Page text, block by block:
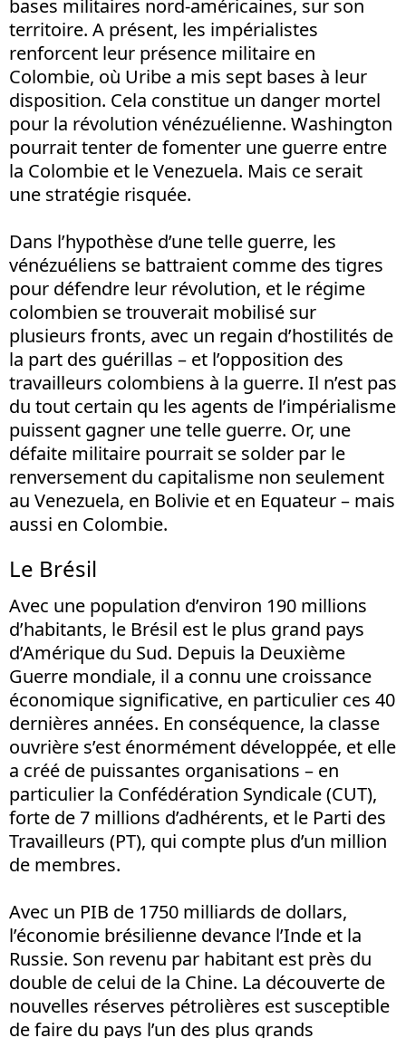
bases militaires nord-américaines, sur son
territoire. A présent, les impérialistes
renforcent leur présence militaire en
Colombie, où Uribe a mis sept bases à leur
disposition. Cela constitue un danger mortel
pour la révolution vénézuélienne. Washington
pourrait tenter de fomenter une guerre entre
la Colombie et le Venezuela. Mais ce serait
une stratégie risquée.
Dans l’hypothèse d’une telle guerre, les
vénézuéliens se battraient comme des tigres
pour défendre leur révolution, et le régime
colombien se trouverait mobilisé sur
plusieurs fronts, avec un regain d’hostilités de
la part des guérillas – et l’opposition des
travailleurs colombiens à la guerre. Il n’est pas
du tout certain qu les agents de l’impérialisme
puissent gagner une telle guerre. Or, une
défaite militaire pourrait se solder par le
renversement du capitalisme non seulement
au Venezuela, en Bolivie et en Equateur – mais
aussi en Colombie.
Le Brésil
Avec une population d’environ 190 millions
d’habitants, le Brésil est le plus grand pays
d’Amérique du Sud. Depuis la Deuxième
Guerre mondiale, il a connu une croissance
économique significative, en particulier ces 40
dernières années. En conséquence, la classe
ouvrière s’est énormément développée, et elle
a créé de puissantes organisations – en
particulier la Confédération Syndicale (CUT),
forte de 7 millions d’adhérents, et le Parti des
Travailleurs (PT), qui compte plus d’un million
de membres.
Avec un PIB de 1750 milliards de dollars,
l’économie brésilienne devance l’Inde et la
Russie. Son revenu par habitant est près du
double de celui de la Chine. La découverte de
nouvelles réserves pétrolières est susceptible
de faire du pays l’un des plus grands